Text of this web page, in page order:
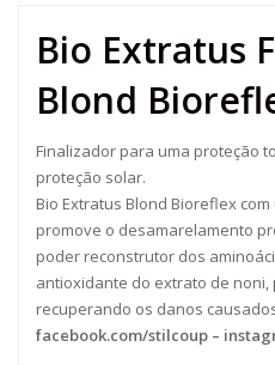
Bio Extratus
Blond
Finalizador para uma proteção
proteção solar.
Bio Extratus Blond Bioreflex
promove o desamarelamento
poder reconstrutor dos
antioxidante do extrato de noni,
recuperando os danos
facebook.com/stilcoup –